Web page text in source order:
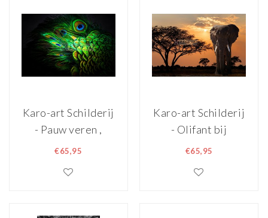
Karo-art Schilderij
- Pauw veren ,
Multikleur , 3
print
€65,95
Karo-art Schilderij
- Olifant bij
zonsondergang ,
maten ,
€65,95